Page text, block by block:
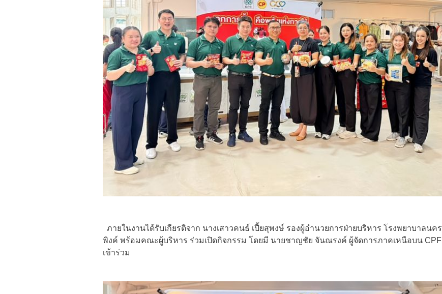
ภายในงานได้รับเกียรติจาก นางเสาวคนธ์ เปี้ยสุพงษ์ รองผู้อำนวยการฝ่ายบริหาร โรงพยาบาลนคร
พิงค์ พร้อมคณะผู้บริหาร ร่วมเปิดกิจกรรม โดยมี นายชาญชัย จันณรงค์ ผู้จัดการภาคเหนือบน CPF
เข้าร่วม